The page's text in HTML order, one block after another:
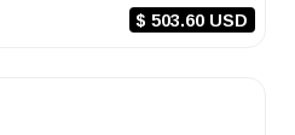
$ 503.60 USD